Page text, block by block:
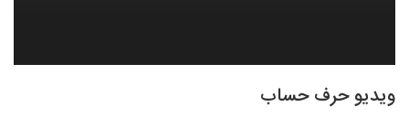
ویدیو حرف حساب